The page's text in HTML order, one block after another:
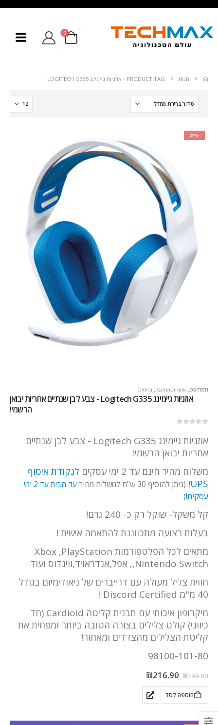
0
חנות PRODUCT TAG - אוזניות גיימינג LOGITECH G335
-27%
LOGITECH
,אוזניות, מחשבים וגיימינג
אוזניות גיימינג Logitech G335 - צבע לבן שנתיים אחריות יבואן
הרשמי!
אוזניות גיימינג Logitech G335 - צבע לבן שנתיים
אחריות יבואן הרשמי!
משלוח מהיר חינם עד 2 ימי עסקים
לנקודת איסוף
UPS
! (ניתן להוסיף 30 ש"ח למשלוח מהיר
עד הבית עד 2 ימי
עסקים!)
קל משקל- שוקל רק כ- 240 גרם!
בעלות רצועה מתכווננת להתאמה אישית !
מתאים לכל הפלטפורמות Xbox ,PlayStation
,Nintendo Switch, אפל,אנדראויד,ווינדוס ועוד
חווית צליל מעולה עם דרייברים של ניאודימיום בגודל
40 מ"מ Discord Certified !
מיקרופון איכותי עם תבנית קליטה Cardioid (חד
כיווני) קולט צלילים בצורה הטובה ביותר ומפחית את
קליטת הצלילים מהצדדים ומאחור!
98100-101-80
₪299.00
₪216.90
הוספה לסל